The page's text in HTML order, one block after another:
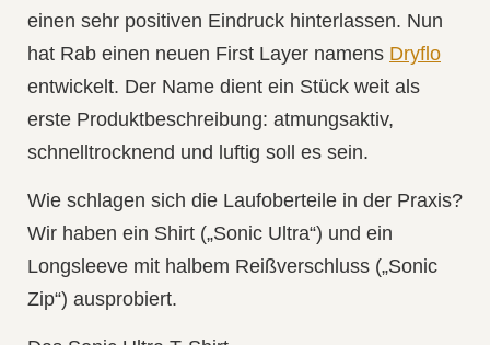
einen sehr positiven Eindruck hinterlassen. Nun
hat Rab einen neuen First Layer namens Dryflo
entwickelt. Der Name dient ein Stück weit als
erste Produktbeschreibung: atmungsaktiv,
schnelltrocknend und luftig soll es sein.
Wie schlagen sich die Laufoberteile in der Praxis?
Wir haben ein Shirt („Sonic Ultra“) und ein
Longsleeve mit halbem Reißverschluss („Sonic
Zip“) ausprobiert.